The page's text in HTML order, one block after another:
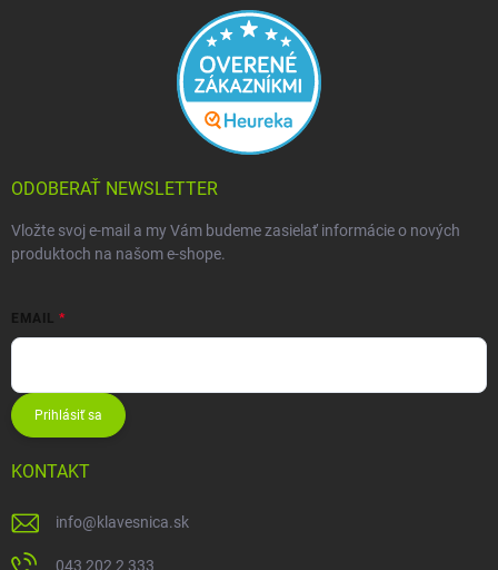
ODOBERAŤ NEWSLETTER
Vložte svoj e-mail a my Vám budeme zasielať informácie o nových
produktoch na našom e-shope.
EMAIL
Prihlásiť sa
KONTAKT
info@klavesnica.sk
043 202 2 333